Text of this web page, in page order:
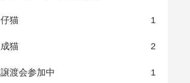
仔猫 1
成猫 2
譲渡会参加中 1